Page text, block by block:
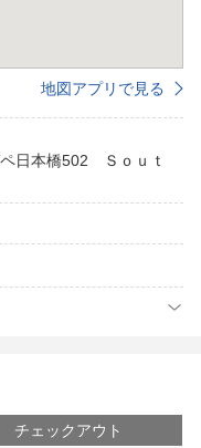
地図アプリで見る
日本橋502 Ｓｏｕｔ
チェックアウト